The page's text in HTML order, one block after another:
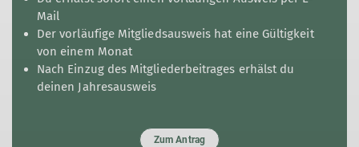
Mail
Der vorläufige Mitgliedsausweis hat eine Gültigkeit
von einem Monat
Nach Einzug des Mitgliederbeitrages erhälst du
deinen Jahresausweis
Zum Antrag